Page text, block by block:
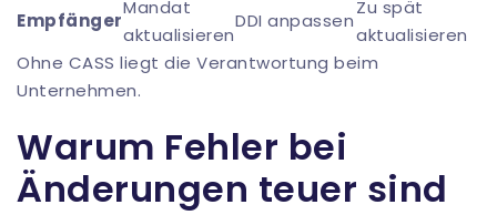
Empfänger
Mandat
aktualisieren
DDI anpassen
Zu spät
aktualisieren
Ohne CASS liegt die Verantwortung beim
Unternehmen.
Warum Fehler bei
Änderungen teuer sind